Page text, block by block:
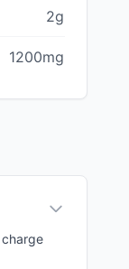
2g
1200mg